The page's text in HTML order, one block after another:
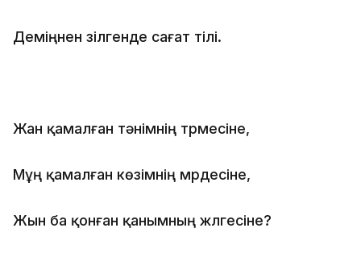
Деміңнен үзілгенде сағат тілі.
Жан қамалған тәнімнің түрмесіне,
Мұң қамалған көзімнің мүрдесіне,
Жын ба қонған қанымның жүлгесіне?